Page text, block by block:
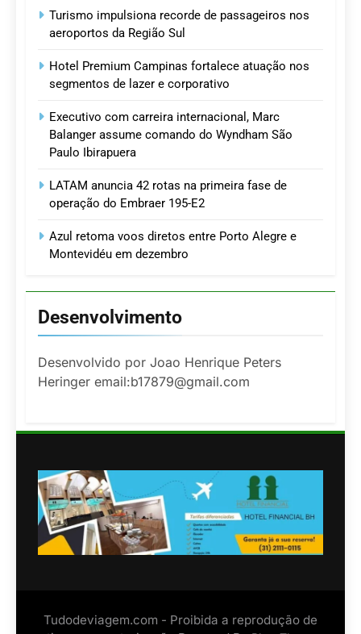
Turismo impulsiona recorde de passageiros nos
aeroportos da Região Sul
Hotel Premium Campinas fortalece atuação nos
segmentos de lazer e corporativo
Executivo com carreira internacional, Marc
Balanger assume comando do Wyndham São
Paulo Ibirapuera
LATAM anuncia 42 rotas na primeira fase de
operação do Embraer 195-E2
Azul retoma voos diretos entre Porto Alegre e
Montevidéu em dezembro
Desenvolvimento
Desenvolvido por Joao Henrique Peters
Heringer email:b17879@gmail.com
Tudodeviagem.com - Proibida a reprodução de